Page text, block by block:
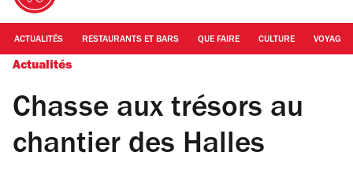
ACTUALITÉS RESTAURANTS ET BARS QUE FAIRE CULTURE VOYAGE
Actualités
Chasse aux trésors au
chantier des Halles